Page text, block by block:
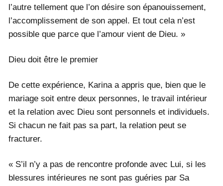
l’autre tellement que l’on désire son épanouissement,
l’accomplissement de son appel. Et tout cela n’est
possible que parce que l’amour vient de Dieu. »
Dieu doit être le premier
De cette expérience, Karina a appris que, bien que le
mariage soit entre deux personnes, le travail intérieur
et la relation avec Dieu sont personnels et individuels.
Si chacun ne fait pas sa part, la relation peut se
fracturer.
« S’il n’y a pas de rencontre profonde avec Lui, si les
blessures intérieures ne sont pas guéries par Sa